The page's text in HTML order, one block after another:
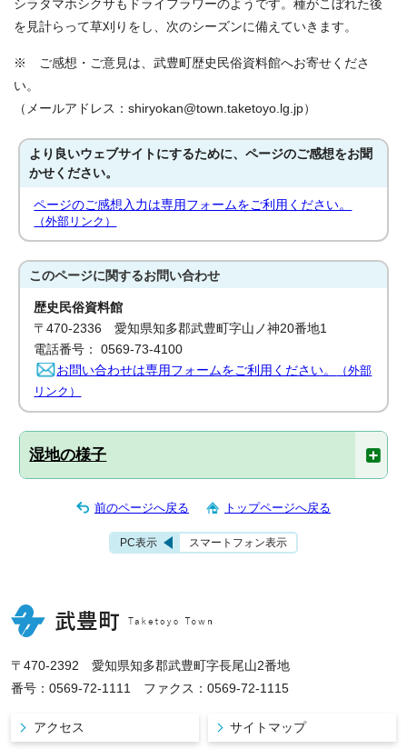
シラタマホシクサもドライフラワーのようです。種がこぼれた後
を見計らって草刈りをし、次のシーズンに備えていきます。
※ ご感想・ご意見は、武豊町歴史民俗資料館へお寄せくださ
い。
（メールアドレス：shiryokan@town.taketoyo.lg.jp）
より良いウェブサイトにするために、ページのご感想をお聞
かせください。
ページのご感想入力は専用フォームをご利用ください。
（外部リンク）
このページに関するお問い合わせ
歴史民俗資料館
〒470-2336 愛知県知多郡武豊町字山ノ神20番地1
電話番号： 0569-73-4100
お問い合わせは専用フォームをご利用ください。
（外部
リンク）
湿地の様子
前のページへ戻る トップページへ戻る
PC表示 スマートフォン表示
〒470-2392 愛知県知多郡武豊町字長尾山2番地
番号：0569-72-1111 ファクス：0569-72-1115
アクセス サイトマップ